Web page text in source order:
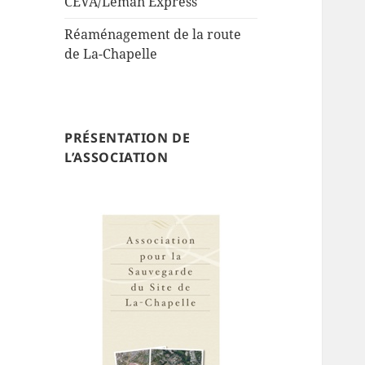
Réaménagement de la route
de La-Chapelle
PRÉSENTATION DE
L’ASSOCIATION